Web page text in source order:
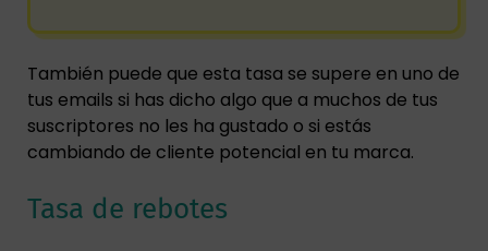
También puede que esta tasa se supere en uno de
tus emails si has dicho algo que a muchos de tus
suscriptores no les ha gustado o si estás
cambiando de cliente potencial en tu marca.
Tasa de rebotes